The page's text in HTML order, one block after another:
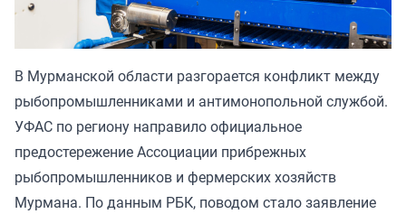
В Мурманской области разгорается конфликт между
рыбопромышленниками и антимонопольной службой.
УФАС по региону направило официальное
предостережение Ассоциации прибрежных
рыбопромышленников и фермерских хозяйств
Мурмана. По данным РБК, поводом сталозаявление